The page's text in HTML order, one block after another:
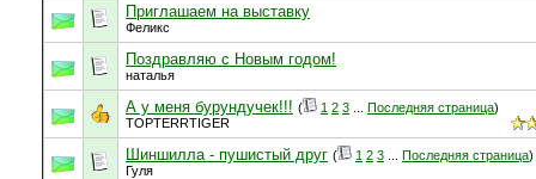
Приглашаем на выставку
Феликс
Поздравляю с Новым годом!
наталья
А у меня бурундучек!!! ( 1 2 3 Последняя страница)
TOPTERRTIGER
Шиншилла - пушистый друг ( 1 2 3 Последняя страница)
Гуля